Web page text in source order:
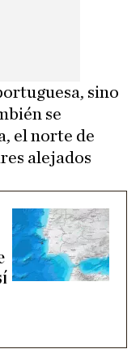
sino
se
el norte de
alejados